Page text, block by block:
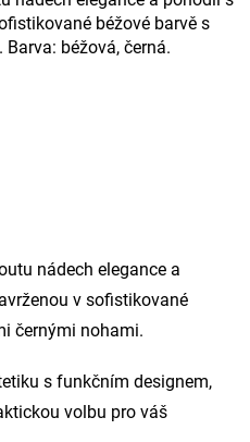
béžové barvě s
béžová, černá.
nádech elegance a
v sofistikované
černými nohami.
s funkčním designem,
volbu pro váš